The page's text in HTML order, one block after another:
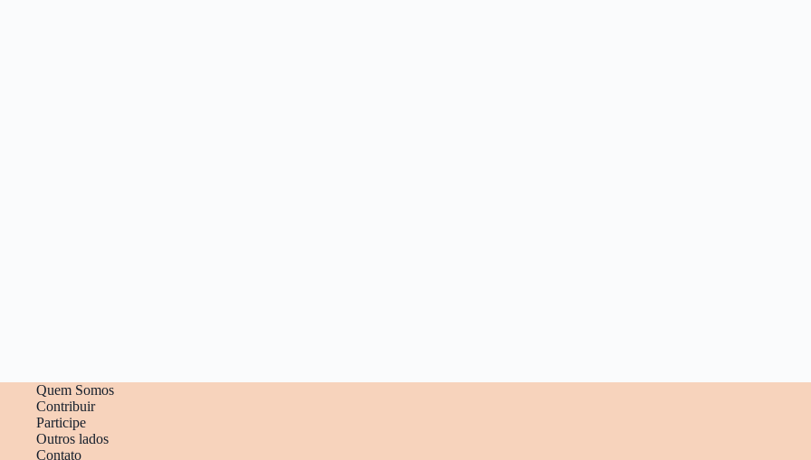
Quem Somos
Contribuir
Participe
Outros lados
Contato